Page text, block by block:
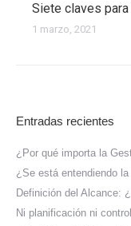
Siete claves
1 marzo, 2021
Entradas recientes
¿Por qué importa la
¿Se está entendiendo la
Definición del Alcance:
Ni planificación ni